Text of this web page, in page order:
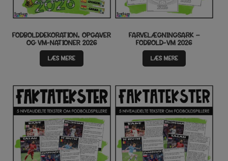
FODBOLDDEKORATION, OPGAVER
OG VM-NATIONER 2026
LÆS MERE
FARVELÆGNINGSARK –
FODBOLD-VM 2026
LÆS MERE